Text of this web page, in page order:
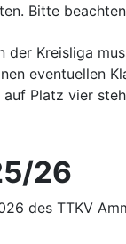
Kreisliga
eventuellen
Platz vier
26
des TTKV
Bitte